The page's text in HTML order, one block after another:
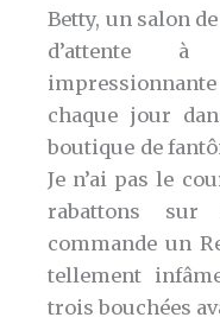
Betty, un salon
d’attente
chaque jour
boutique de
Je n’ai pas le
rabattons sur
commande un
tellement
trois bouchées